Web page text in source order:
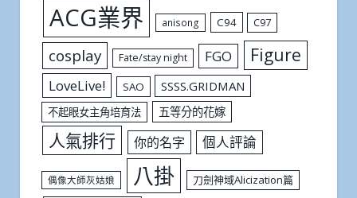
ACG業界 anisong C94 C97
cosplay Fate/stay night FGO Figure
LoveLive! SAO SSSS.GRIDMAN
不起眼女主角培育法 五等分的花嫁
人氣排行 你的名字 個人評論
偶像大師灰姑娘 八掛 刀劍神域Alicization篇